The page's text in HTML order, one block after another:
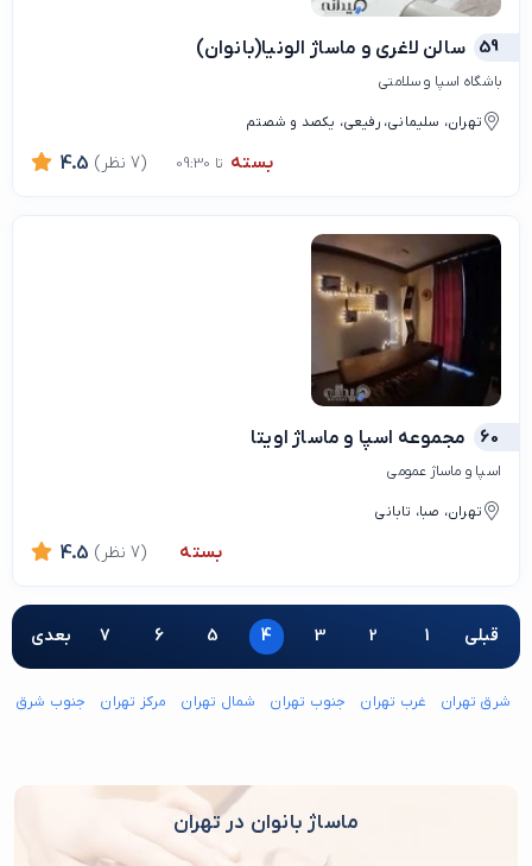
59 سالن لاغری و ماساژ الونیا(بانوان)
باشگاه اسپا و سلامتی
تهران، سلیمانی، رفیعی، یکصد و شصتم
بسته تا 09:30 4.5 (7 نظر)
60 مجموعه اسپا و ماساژ اویتا
اسپا و ماساژ عمومی
تهران، صبا، تابانی
بسته 4.5 (7 نظر)
قبلی 1
2
3
4
5
6
7 بعدی
شرق تهران غرب تهران جنوب تهران شمال تهران مرکز تهران جنوب شرق
ماساژ بانوان در تهران